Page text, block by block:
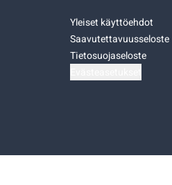
Yleiset käyttöehdot
Saavutettavuusseloste
Tietosuojaseloste